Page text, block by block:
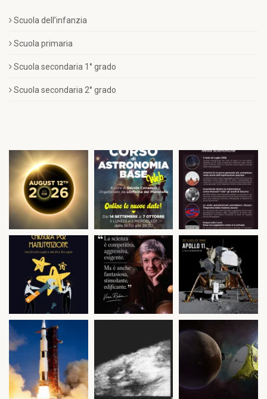
Scuola dell’infanzia
Scuola primaria
Scuola secondaria 1° grado
Scuola secondaria 2° grado